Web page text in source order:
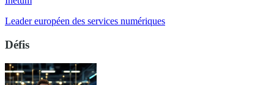
Leader européen des services numériques
Défis